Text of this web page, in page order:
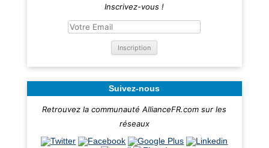
Inscrivez-vous !
Suivez-nous
Retrouvez la communauté AllianceFR.com sur les
réseaux